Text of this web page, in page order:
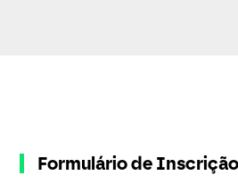
Formulário de Inscrição